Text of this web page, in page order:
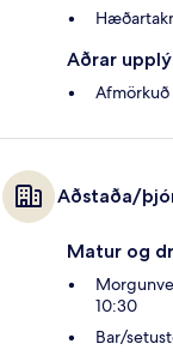
Aðrar
Aðstaða/
Matur og
10:30
Bar/